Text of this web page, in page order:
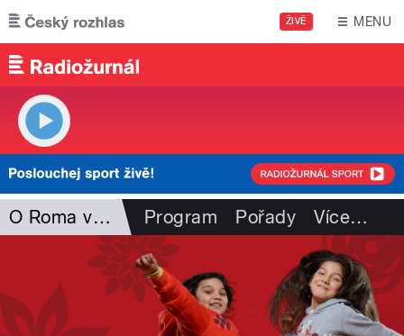
Přejít k hlavnímu obsahu
ŽIVĚ MENU
O Roma vakeren Program Pořady Více…